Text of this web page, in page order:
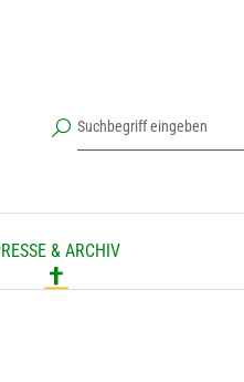
& ARCHIV